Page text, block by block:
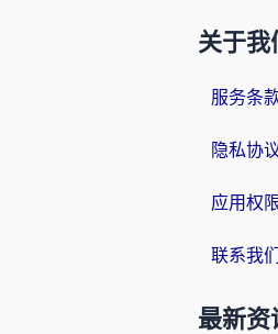
关于我
服务条
隐私协
应用权
联系我们
最新资